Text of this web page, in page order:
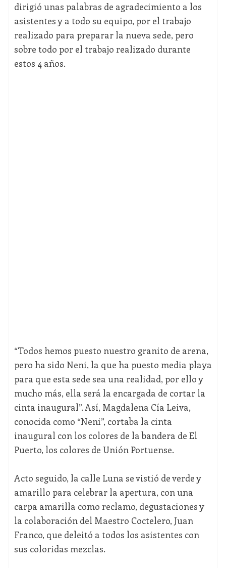
dirigió unas palabras de agradecimiento a los
asistentes y a todo su equipo, por el trabajo
realizado para preparar la nueva sede, pero
sobre todo por el trabajo realizado durante
estos 4 años.
“Todos hemos puesto nuestro granito de arena,
pero ha sido Neni, la que ha puesto media playa
para que esta sede sea una realidad, por ello y
mucho más, ella será la encargada de cortar la
cinta inaugural”. Así, Magdalena Cía Leiva,
conocida como “Neni”, cortaba la cinta
inaugural con los colores de la bandera de El
Puerto, los colores de Unión Portuense.
Acto seguido, la calle Luna se vistió de verde y
amarillo para celebrar la apertura, con una
carpa amarilla como reclamo, degustaciones y
la colaboración del Maestro Coctelero, Juan
Franco, que deleitó a todos los asistentes con
sus coloridas mezclas.